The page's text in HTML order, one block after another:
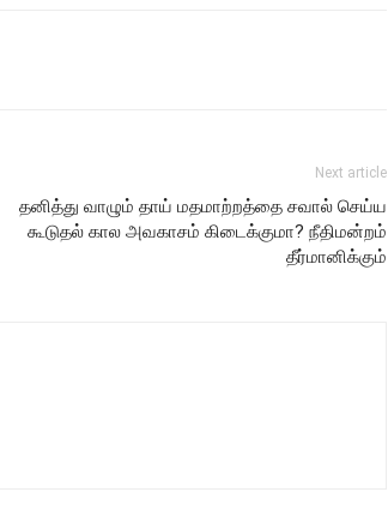
Next article
தனித்து வாழும் தாய் மதமாற்றத்தை சவால் செய்ய
கூடுதல் கால அவகாசம் கிடைக்குமா? நீதிமன்றம்
தீர்மானிக்கும்